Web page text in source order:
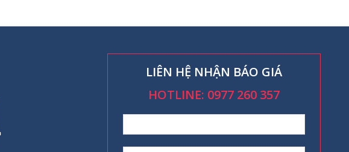
LIÊN HỆ NHẬN BÁO GIÁ
HOTLINE: 0977 260 357